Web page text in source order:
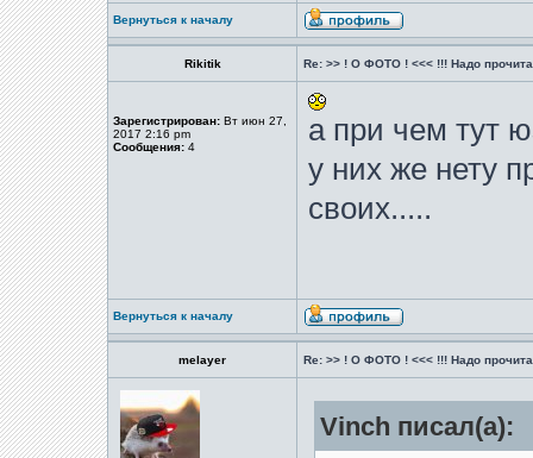
Вернуться к началу
Rikitik Re: >> ! О ФОТО ! <<< !!! Надо
Зарегистрирован: Вт июн 27,
2017 2:16 pm
Сообщения: 4
а при чем тут
у них же нету
своих.....
Вернуться к началу
melayer Re: >> ! О ФОТО ! <<< !!! Надо
Vinch писал(а):